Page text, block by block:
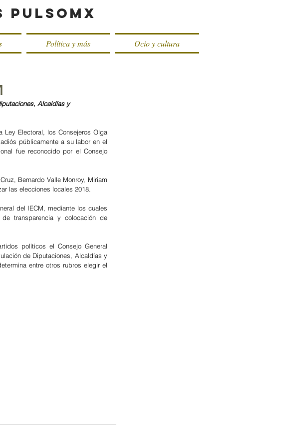
Política y más Ocio y cultura
Alcaldías y
Electoral, los Consejeros Olga
públicamente a su labor en el
fue reconocido por el Consejo
Bernardo Valle Monroy, Miriam
las elecciones locales 2018.
del IECM, mediante los cuales
transparencia y colocación de
políticos el Consejo General
de Diputaciones, Alcaldías y
entre otros rubros elegir el